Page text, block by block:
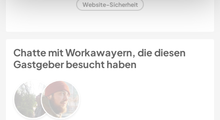
Website-Sicherheit
Chatte mit Workawayern, die diesen
Gastgeber besucht haben